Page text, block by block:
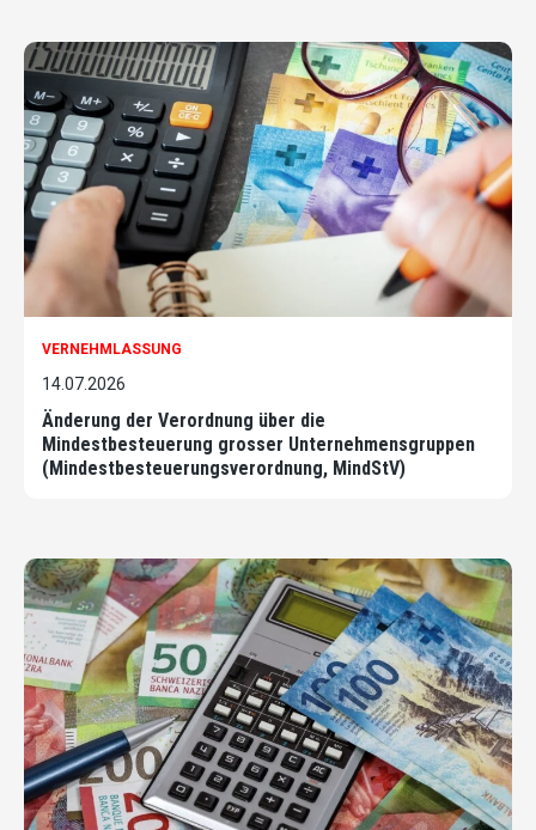
VERNEHMLASSUNG
14.07.2026
Änderung der Verordnung über die
Mindestbesteuerung grosser Unternehmensgruppen
(Mindestbesteuerungsverordnung, MindStV)